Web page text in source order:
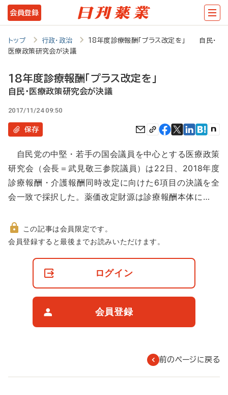
メ
イ
ツ
に
動
会員登録
トップ 行政・政治
18年度診療報酬「プラス改定を」 自民・
医療政策研究会が決議
18年度診療報酬「プラス改定を」
自民・医療政策研究会が決議
2017/11/24 09:50
保存
自民党の中堅・若手の国会議員を中心とする医療政策
研究会（会長＝武見敬三参院議員）は22日、2018年度
診療報酬・介護報酬同時改定に向けた6項目の決議を全
会一致で採択した。薬価改定財源は診療報酬本体に…
非
この記事は会員限定です。
会員登録すると最後までお読みいただけます。
ログイン
会員登録
前のページに戻る